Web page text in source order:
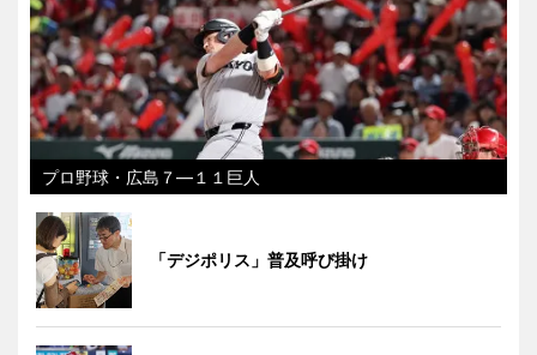
プロ野球・広島７―１１巨人
「デジポリス」普及呼び掛け